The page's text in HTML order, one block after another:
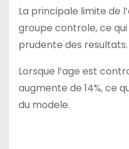
La principale limite de
groupe controle, ce
prudente des resultats.
Lorsque l’age est
augmente de 14%, ce
du modele.